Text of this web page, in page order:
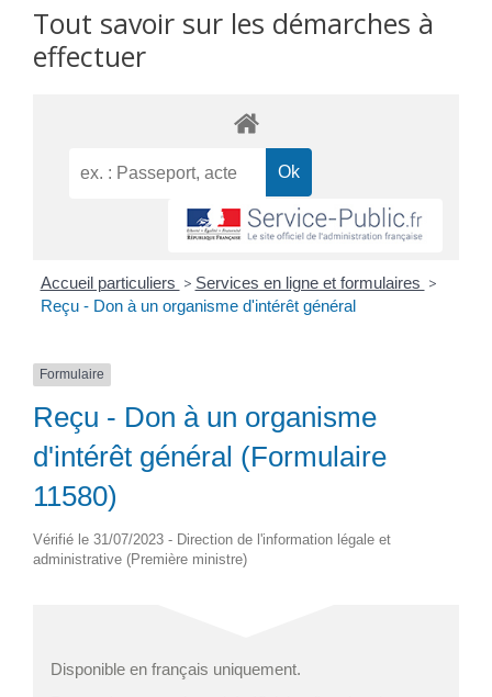
Tout savoir sur les démarches à
effectuer
Accueil particuliers > Services en ligne et formulaires >
Reçu - Don à un organisme d'intérêt général
Formulaire
Reçu - Don à un organisme
d'intérêt général (Formulaire
11580)
Vérifié le 31/07/2023 - Direction de l'information légale et
administrative (Première ministre)
Disponible en français uniquement.